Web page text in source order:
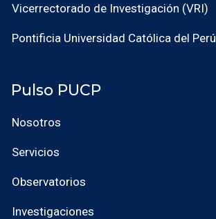
Vicerrectorado de Investigación (VRI)
Pontificia Universidad Católica del Perú
Pulso PUCP
Nosotros
Servicios
Observatorios
Investigaciones